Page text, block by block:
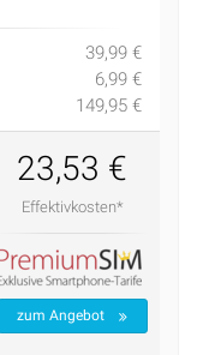
39,99 €
6,99 €
149,95 €
23,53 €
Effektivkosten*
zum Angebot